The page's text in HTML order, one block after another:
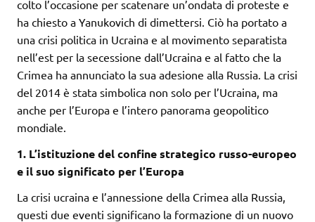
colto l’occasione per scatenare un’ondata di proteste e
ha chiesto a Yanukovich di dimettersi. Ciò ha portato a
una crisi politica in Ucraina e al movimento separatista
nell’est per la secessione dall’Ucraina e al fatto che la
Crimea ha annunciato la sua adesione alla Russia. La crisi
del 2014 è stata simbolica non solo per l’Ucraina, ma
anche per l’Europa e l’intero panorama geopolitico
mondiale.
1. L’istituzione del confine strategico russo-europeo
e il suo significato per l’Europa
La crisi ucraina e l’annessione della Crimea alla Russia,
questi due eventi significano la formazione di un nuovo